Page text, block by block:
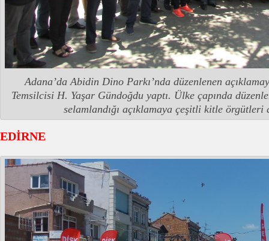
Adana’da Abidin Dino Parkı’nda düzenlenen
Temsilcisi H. Yaşar Gündoğdu yaptı. Ülke çapında
selamlandığı açıklamaya çeşitli kitle örgütleri
EDİRNE